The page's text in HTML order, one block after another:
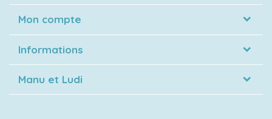
Mon compte
Informations
Manu et Ludi